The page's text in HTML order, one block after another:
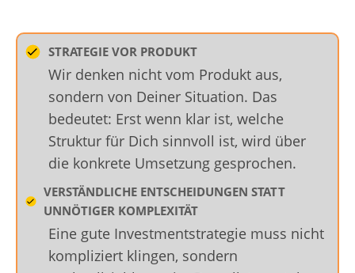
STRATEGIE VOR PRODUKT
Wir denken nicht vom Produkt aus,
sondern von Deiner Situation. Das
bedeutet: Erst wenn klar ist, welche
Struktur für Dich sinnvoll ist, wird über
die konkrete Umsetzung gesprochen.
VERSTÄNDLICHE ENTSCHEIDUNGEN STATT
UNNÖTIGER KOMPLEXITÄT
Eine gute Investmentstrategie muss nicht
kompliziert klingen, sondern